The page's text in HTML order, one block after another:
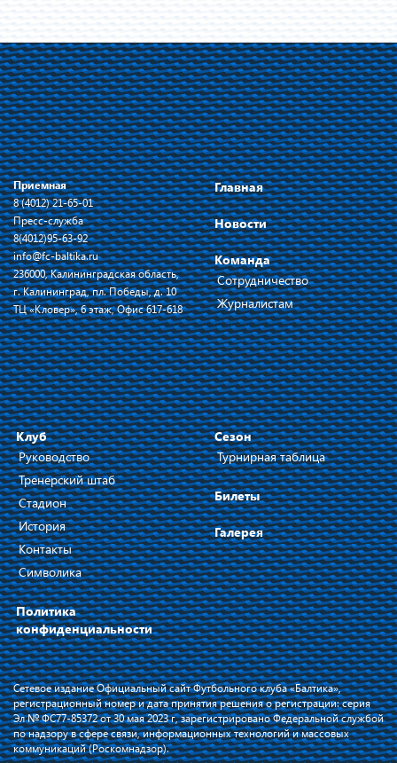
Приемная
8 (4012) 21-65-01
Пресс-служба
8(4012)95-63-92
info@fc-baltika.ru
236000, Калининградская область,
г. Калининград, пл. Победы, д. 10
ТЦ «Кловер», 6 этаж, Офис 617-618
Главная
Новости
Команда
Сотрудничество
Журналистам
Клуб
Руководство
Тренерский штаб
Стадион
История
Контакты
Символика
Политика
конфиденциальности
Сезон
Турнирная таблица
Билеты
Галерея
Сетевое издание Официальный сайт Футбольного клуба «Балтика»,
регистрационный номер и дата принятия решения о регистрации: серия
Эл № ФС77-85372 от 30 мая 2023 г, зарегистрировано Федеральной службой
по надзору в сфере связи, информационных технологий и массовых
коммуникаций (Роскомнадзор).